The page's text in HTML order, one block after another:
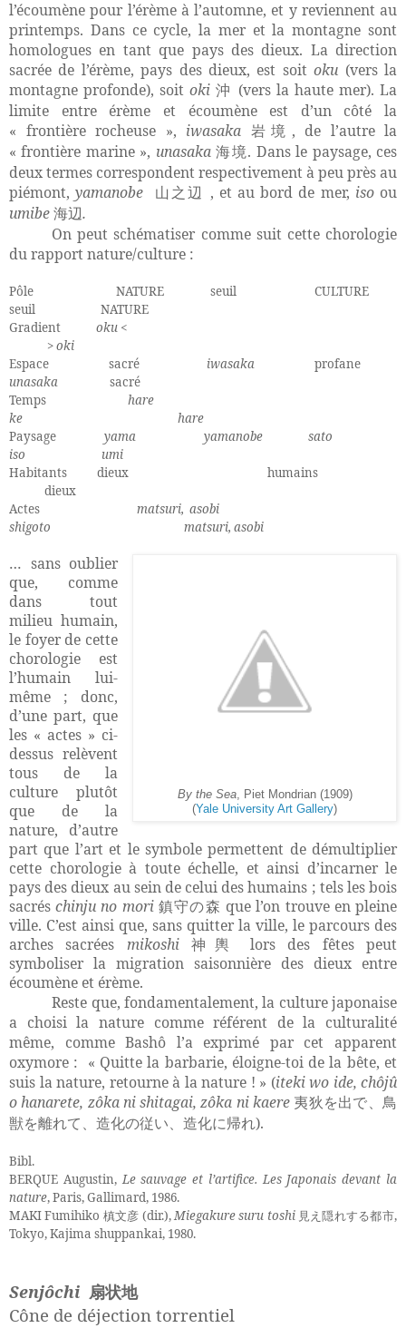
l’écoumène pour l’érème à l’automne, et y reviennent au
printemps. Dans ce cycle, la mer et la montagne sont
homologues en tant que pays des dieux. La direction
sacrée de l’érème, pays des dieux, est soitoku (vers la
montagne profonde), soitoki 沖
(vers la haute mer). La
limite entre érème et écoumène est d’un côté la
« frontière rocheuse », iwasaka 岩境 , de l’autre la
« frontière marine », unasaka海境. Dans le paysage, ces
deux termes correspondent respectivement à peu près au
piémont,yamanobe 山之辺 , et au bord de mer, iso ou
umibe 海辺.
On peut schématiser comme suit cette chorologie
du rapport nature/culture :
Pôle NATURE seuil
CULTURE
seuil
NATURE
Gradient
oku <
>oki
Espace
sacré iwasaka
profane
unasaka
sacré
Temps
hare
ke
hare
Paysage
yama yamanobe
sato
iso
umi
Habitants
dieux
humains
dieux
Actes
matsuri, asobi
shigoto
matsuri, asobi
By the Sea, Piet Mondrian (1909)
(Yale University Art Gallery)
… sans oublier
que, comme
dans tout
milieu humain,
le foyer de cette
chorologie est
l’humain lui-
même ; donc,
d’une part, que
les « actes » ci-
dessus relèvent
tous de la
culture plutôt
que de la
nature, d’autre
part que l’art et le symbole permettent de démultiplier
cette chorologie à toute échelle, et ainsi d’incarner le
pays des dieux au sein de celui des humains ; tels les bois
sacréschinju no mori 鎮守の森 que l’on trouve en pleine
ville. C’est ainsi que, sans quitter la ville, le parcours des
arches sacrées mikoshi神輿
lors des fêtes peut
symboliser la migration saisonnière des dieux entre
écoumène et érème.
Reste que, fondamentalement, la culture japonaise
a choisi la nature comme référent de la culturalité
même, comme Bashô l’a exprimé par cet apparent
oxymore : « Quitte la barbarie, éloigne-toi de la bête, et
suis la nature, retourne à la nature ! » (iteki wo ide, chôjû
o hanarete, zôka ni shitagai, zôka ni kaere 夷狄 を出で、鳥
獣を離れて、造化の従い、造化に帰れ).
Bibl.
BERQUE Augustin,Le sauvage et l’artifice. Les Japonais devant la
nature, Paris, Gallimard, 1986.
MAKI Fumihiko 槙文彦 (dir.),Miegakure suru toshi 見え隠れする都市,
Tokyo, Kajima shuppankai, 1980.
Senjôchi 扇状地
Cône de déjection torrentiel